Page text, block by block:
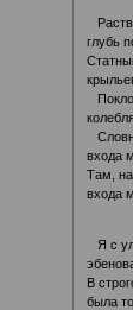
глубь
входа
Там,
входа
Сел,
Я с
В
была